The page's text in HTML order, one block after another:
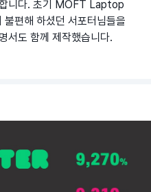
니다. 초기 MOFT Laptop
편해 하셨던 서포터님들을
도 함께 제작했습니다.